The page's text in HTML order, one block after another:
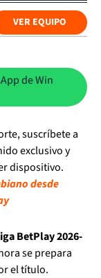
VER EQUIPO
de Win
suscríbete a
exclusivo y
dispositivo.
desde
BetPlay 2026-
se prepara
el título.